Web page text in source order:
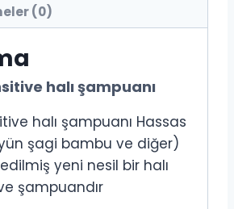
(0)
halı şampuanı
halı şampuanı Hassas
şagi bambu ve diğer)
yeni nesil bir halı
şampuandır